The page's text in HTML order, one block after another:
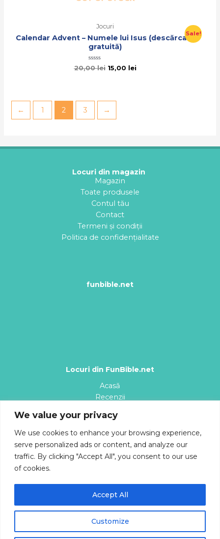
We value your privacy
We use cookies to enhance your browsing experience,
serve personalized ads or content, and analyze our
traffic. By clicking "Accept All", you consent to our use
of cookies.
Customize
Accept All
0
Sale!
Jocuri
Calendar Advent – Numele lui Isus (descărcare
gratuită)
Evaluat
la
20,00lei 15,00 lei
← 1 2 3 →
Locuri din magazin
Magazin
Toate produsele
Contul tău
Contact
Termeni și condiții
Politica de confidențialitate
funbible.net
Locuri din FunBible.net
Acasă
Recenzii
Desene animate
Cântece
Blog
Despre
Copyright © 2026 | Magazin - FunBible.net